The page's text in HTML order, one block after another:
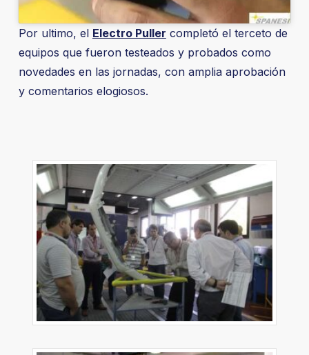
Por ultimo, el Electro Puller completó el terceto de
equipos que fueron testeados y probados como
novedades en las jornadas, con amplia aprobación
y comentarios elogiosos.